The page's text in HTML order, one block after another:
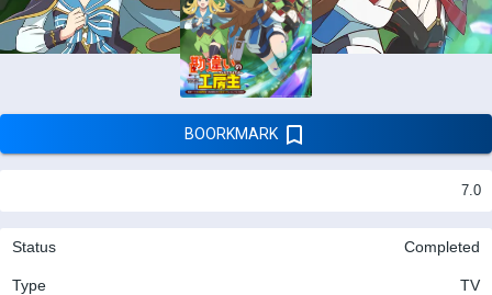
BOORKMARK
7.0
Status Completed
Type TV